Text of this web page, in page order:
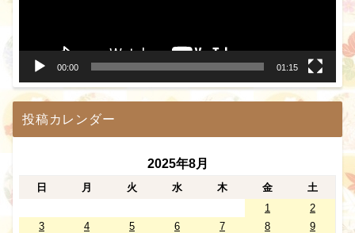
00:00 01:15
投稿カレンダー
2025年8月
日 月 火 水 木 金
土
1
2
3
4 5 6 7 8
9